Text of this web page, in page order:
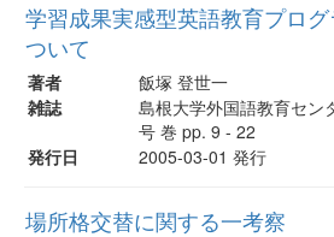
学習成果実感型英語教育プロ
ついて
著者
飯塚 登世一
雑誌
島根大学外国語教育セン
号 巻 pp. 9 - 22
発行日
2005-03-01 発行
場所格交替に関する一考察